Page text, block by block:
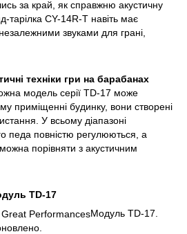
за край, як справжню акустичну
тарілка CY-14R-T навіть має
звуками для грані,
техніки гри на барабанах
модель серії TD-17 може
приміщенні будинку, вони створені
У всьому діапазоні
педа повністю регулюються, а
порівняти з акустичним
TD-17
Модуль TD-17.